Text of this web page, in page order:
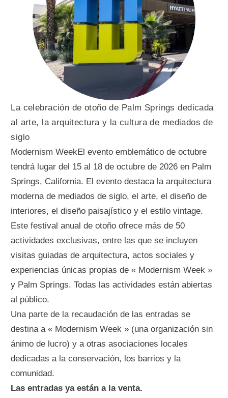
La celebración de otoño de Palm Springs dedicada
al arte, la arquitectura y la cultura de mediados de
siglo
Modernism WeekEl evento emblemático de octubre
tendrá lugar del 15 al 18 de octubre de 2026 en Palm
Springs, California. El evento destaca la arquitectura
moderna de mediados de siglo, el arte, el diseño de
interiores, el diseño paisajístico y el estilo vintage.
Este festival anual de otoño ofrece más de 50
actividades exclusivas, entre las que se incluyen
visitas guiadas de arquitectura, actos sociales y
experiencias únicas propias de « Modernism Week »
y Palm Springs. Todas las actividades están abiertas
al público.
Una parte de la recaudación de las entradas se
destina a « Modernism Week » (una organización sin
ánimo de lucro) y a otras asociaciones locales
dedicadas a la conservación, los barrios y la
comunidad.
Las entradas ya están a la venta.